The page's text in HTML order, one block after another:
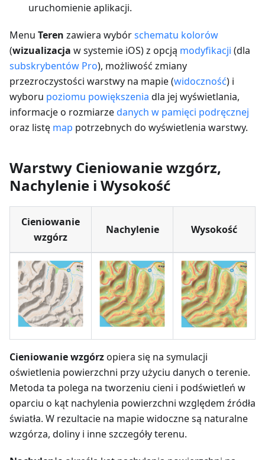
uruchomienie aplikacji.
Menu Teren zawiera wybórschematu kolorów
(wizualizacja w systemie iOS) z opcją modyfikacji (dla
subskrybentów Pro), możliwość zmiany
przezroczystości warstwy na mapie (widoczność) i
wyboru poziomu powiększenia dla jej wyświetlania,
informacje o rozmiarzedanych w pamięci podręcznej
oraz listę map potrzebnych do wyświetlenia warstwy.
Warstwy Cieniowanie wzgórz,
Nachylenie i Wysokość
Cieniowanie
wzgórz
Nachylenie Wysokość
Cieniowanie wzgórzopiera się na symulacji
oświetlenia powierzchni przy użyciu danych o terenie.
Metoda ta polega na tworzeniu cieni i podświetleń w
oparciu o kąt nachylenia powierzchni względem źródła
światła. W rezultacie na mapie widoczne są naturalne
wzgórza, doliny i inne szczegóły terenu.